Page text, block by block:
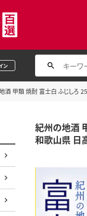
ン
酒 甲類 焼酎 富士白 ふじしろ
紀州の地酒
和歌山県